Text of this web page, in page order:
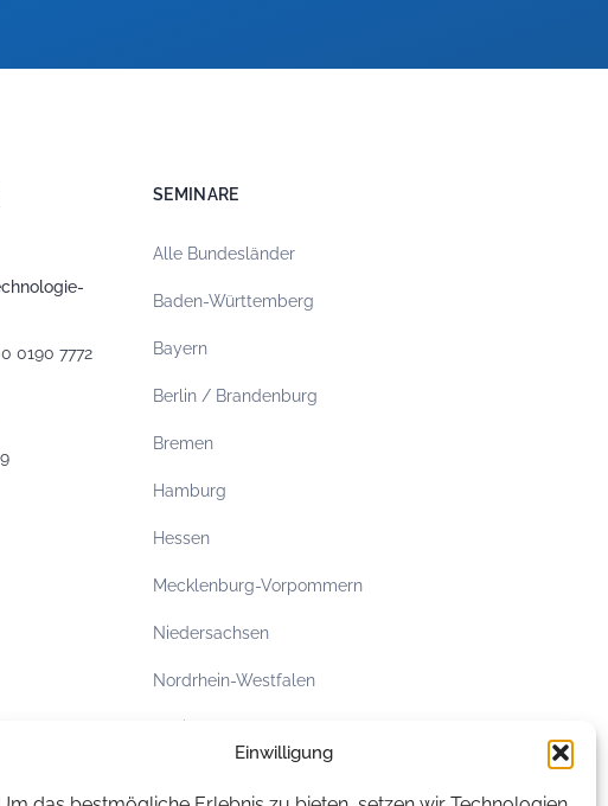
Einwilligung
0190 7772
SEMINARE
Alle Bundesländer
Baden-Württemberg
Bayern
Berlin / Brandenburg
Bremen
Hamburg
Hessen
Mecklenburg-Vorpommern
Niedersachsen
Nordrhein-Westfalen